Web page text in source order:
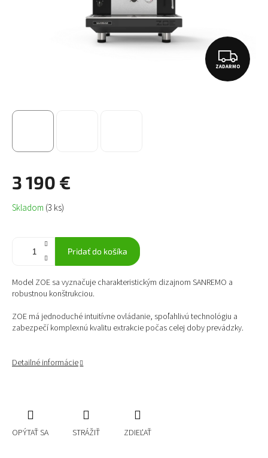
Z
A
ZADARMO
3 190 €
Jednotková
cena:
Skladom (3 ks)
Pridať do košíka
Model ZOE sa vyznačuje charakteristickým dizajnom SANREMO a
robustnou konštrukciou.
ZOE má jednoduché intuitívne ovládanie, spoľahlivú technológiu a
zabezpečí komplexnú kvalitu extrakcie počas celej doby prevádzky.
Detailné informácie
OPÝTAŤ SA STRÁŽIŤ ZDIEĽAŤ